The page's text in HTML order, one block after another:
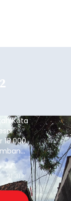
Kota
18.000
21:31